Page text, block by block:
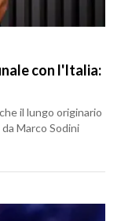
con l'Italia:
il lungo originario
Marco Sodini